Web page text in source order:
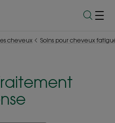
cheveux Soins pour cheveux